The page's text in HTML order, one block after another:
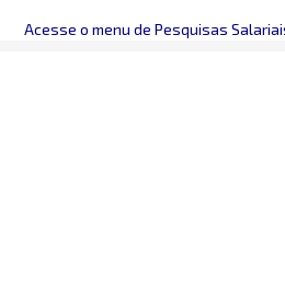
Mentoring>Pesquisa Salarial>Rio
Acesse o menu de Pesquisas